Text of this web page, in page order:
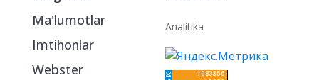
Oliygohlar
Telegram
Facebook